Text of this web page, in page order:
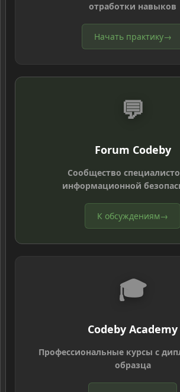
отработки навыков
Начать практику→
💬
Forum Codeby
Сообщество
информационной
К обсуждениям→
🎓
Codeby Academy
Профессиональные курсы с
образца